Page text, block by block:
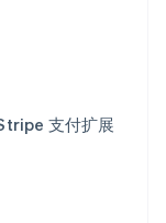
支付扩展